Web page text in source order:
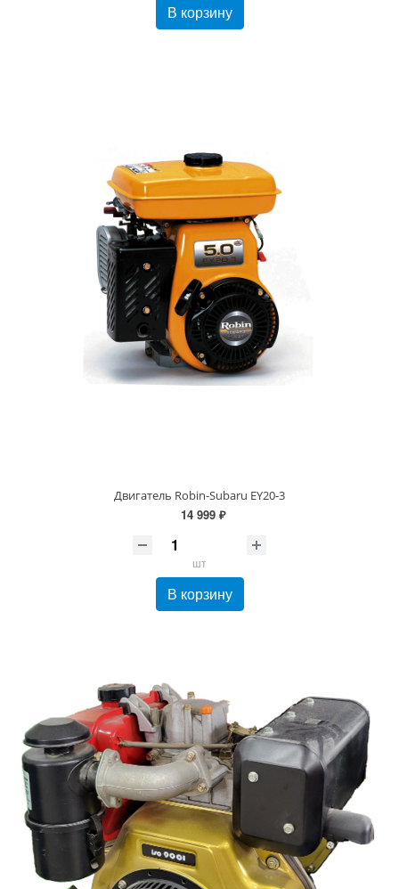
В корзину
Двигатель Robin-Subaru EY20-3
14 999 ₽
шт
В корзину